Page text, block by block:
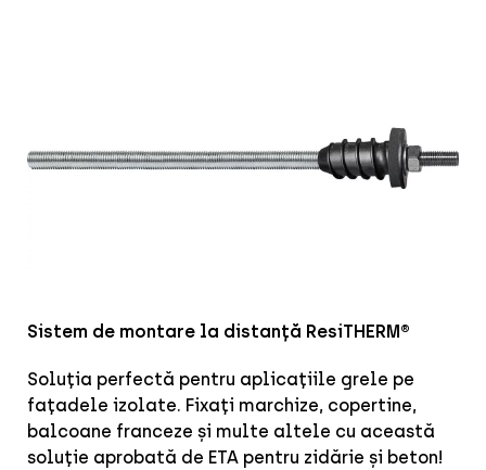
Sistem de montare la distanță ResiTHERM®
Soluția perfectă pentru aplicațiile grele pe
fațadele izolate. Fixați marchize, copertine,
balcoane franceze și multe altele cu această
soluție aprobată de ETA pentru zidărie și beton!